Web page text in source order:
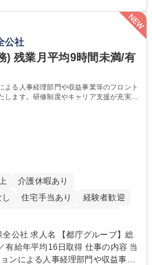
合わせて不足している部分はいつ
め、安心して成長できます。 募
ヶ月◆年休120日◆残業少なめ◆
人事制度の改定など会社のコア業
への貢献度をダイレクトに実感で
など、ワークライフバランスを保
の幅広い経験を活かし、長期的な
と挑戦を全力で応援します。 学
修学校 高校 語学力： 資格：日商
検定3級
公社
) 残業月平均9時間未満/有
よる人事経理部門や収益事業等のフロント
ます。研修制度やキャリア支援が充実し
介護休暇あり
住宅手当あり
経験者歓迎
食事補助あり
ループ】総
16日取得 仕事の内容 当
ンによる人事経理部門や収益事業